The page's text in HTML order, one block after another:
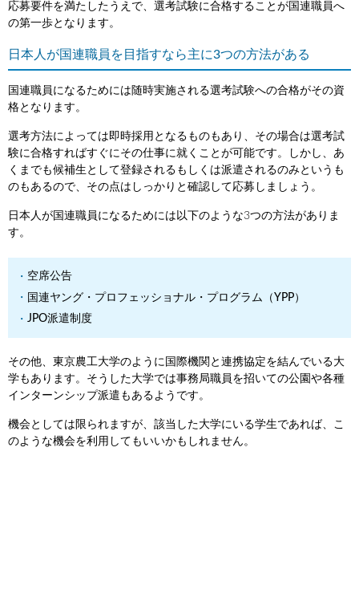
応募要件を満たしたうえで、選考試験に合格することが国連職員へ
の第一歩となります。
日本人が国連職員を目指すなら主に3つの方法がある
国連職員になるためには随時実施される選考試験への合格がその資
格となります。
選考方法によっては即時採用となるものもあり、その場合は選考試
験に合格すればすぐにその仕事に就くことが可能です。しかし、あ
くまでも候補生として登録されるもしくは派遣されるのみというも
のもあるので、その点はしっかりと確認して応募しましょう。
日本人が国連職員になるためには以下のような3つの方法がありま
す。
空席公告
国連ヤング・プロフェッショナル・プログラム（YPP）
JPO派遣制度
その他、東京農工大学のように国際機関と連携協定を結んでいる大
学もあります。そうした大学では事務局職員を招いての公園や各種
インターンシップ派遣もあるようです。
機会としては限られますが、該当した大学にいる学生であれば、こ
のような機会を利用してもいいかもしれません。